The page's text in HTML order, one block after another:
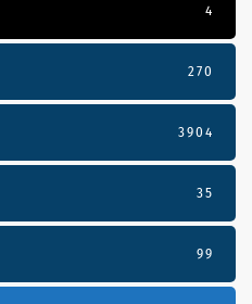
4
270
3904
35
99